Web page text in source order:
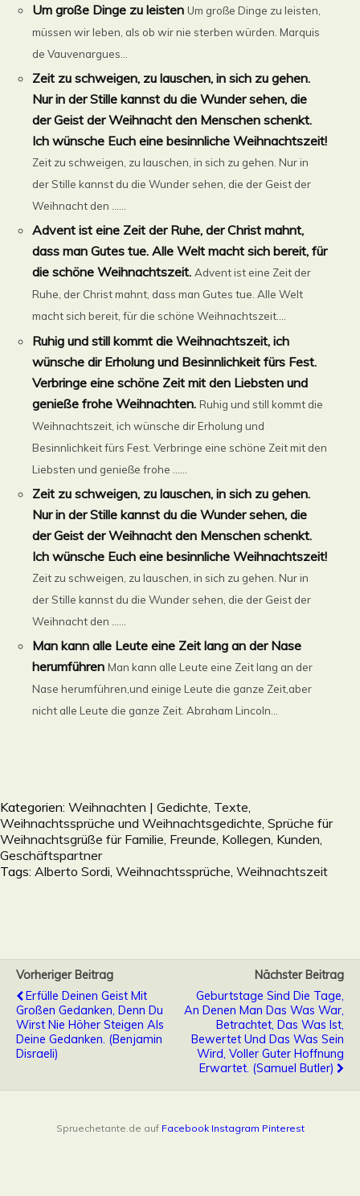
Um große Dinge zu leisten Um große Dinge zu leisten,
müssen wir leben, als ob wir nie sterben würden. Marquis
de Vauvenargues...
Zeit zu schweigen, zu lauschen, in sich zu gehen.
Nur in der Stille kannst du die Wunder sehen, die
der Geist der Weihnacht den Menschen schenkt.
Ich wünsche Euch eine besinnliche Weihnachtszeit!
Zeit zu schweigen, zu lauschen, in sich zu gehen. Nur in
der Stille kannst du die Wunder sehen, die der Geist der
Weihnacht den ......
Advent ist eine Zeit der Ruhe, der Christ mahnt,
dass man Gutes tue. Alle Welt macht sich bereit, für
die schöne Weihnachtszeit. Advent ist eine Zeit der
Ruhe, der Christ mahnt, dass man Gutes tue. Alle Welt
macht sich bereit, für die schöne Weihnachtszeit....
Ruhig und still kommt die Weihnachtszeit, ich
wünsche dir Erholung und Besinnlichkeit fürs Fest.
Verbringe eine schöne Zeit mit den Liebsten und
genieße frohe Weihnachten. Ruhig und still kommt die
Weihnachtszeit, ich wünsche dir Erholung und
Besinnlichkeit fürs Fest. Verbringe eine schöne Zeit mit den
Liebsten und genieße frohe ......
Zeit zu schweigen, zu lauschen, in sich zu gehen.
Nur in der Stille kannst du die Wunder sehen, die
der Geist der Weihnacht den Menschen schenkt.
Ich wünsche Euch eine besinnliche Weihnachtszeit!
Zeit zu schweigen, zu lauschen, in sich zu gehen. Nur in
der Stille kannst du die Wunder sehen, die der Geist der
Weihnacht den ......
Man kann alle Leute eine Zeit lang an der Nase
herumführen Man kann alle Leute eine Zeit lang an der
Nase herumführen,und einige Leute die ganze Zeit,aber
nicht alle Leute die ganze Zeit. Abraham Lincoln...
Kategorien: Weihnachten | Gedichte, Texte,
Weihnachtssprüche und Weihnachtsgedichte, Sprüche für
Weihnachtsgrüße für Familie, Freunde, Kollegen, Kunden,
Geschäftspartner
Tags: Alberto Sordi Weihnachtssprüche Weihnachtszeit
Vorheriger Beitrag
Erfülle Deinen Geist Mit
Großen Gedanken, Denn Du
Wirst Nie Höher Steigen Als
Deine Gedanken. (Benjamin
Disraeli)
Nächster Beitrag
Geburtstage Sind Die Tage,
An Denen Man Das Was War,
Betrachtet, Das Was Ist,
Bewertet Und Das Was Sein
Wird, Voller Guter Hoffnung
Erwartet. (Samuel Butler)
Spruechetante.de auf Facebook Instagram Pinterest